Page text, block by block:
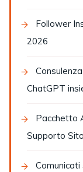
Follower
2026
ChatGPT
Pacchetto
Supporto